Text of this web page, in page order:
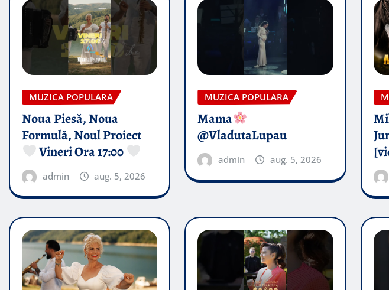
MUZICA POPULARA
Noua Piesă, Noua
Formulă, Noul Proiect
Vineri Ora 17:00
admin aug. 5, 2026
MUZICA POPULARA
Mama
@VladutaLupau
admin aug. 5, 2026